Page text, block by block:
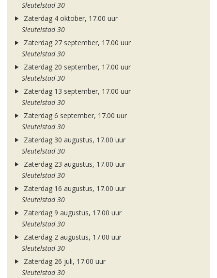
Sleutelstad 30
Zaterdag 4 oktober, 17.00 uur
Sleutelstad 30
Zaterdag 27 september, 17.00 uur
Sleutelstad 30
Zaterdag 20 september, 17.00 uur
Sleutelstad 30
Zaterdag 13 september, 17.00 uur
Sleutelstad 30
Zaterdag 6 september, 17.00 uur
Sleutelstad 30
Zaterdag 30 augustus, 17.00 uur
Sleutelstad 30
Zaterdag 23 augustus, 17.00 uur
Sleutelstad 30
Zaterdag 16 augustus, 17.00 uur
Sleutelstad 30
Zaterdag 9 augustus, 17.00 uur
Sleutelstad 30
Zaterdag 2 augustus, 17.00 uur
Sleutelstad 30
Zaterdag 26 juli, 17.00 uur
Sleutelstad 30